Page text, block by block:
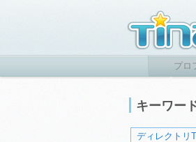
プロ
キーワー
ディレクトリ